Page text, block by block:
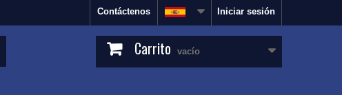
Iniciar sesión
Contáctenos
Carrito vacío